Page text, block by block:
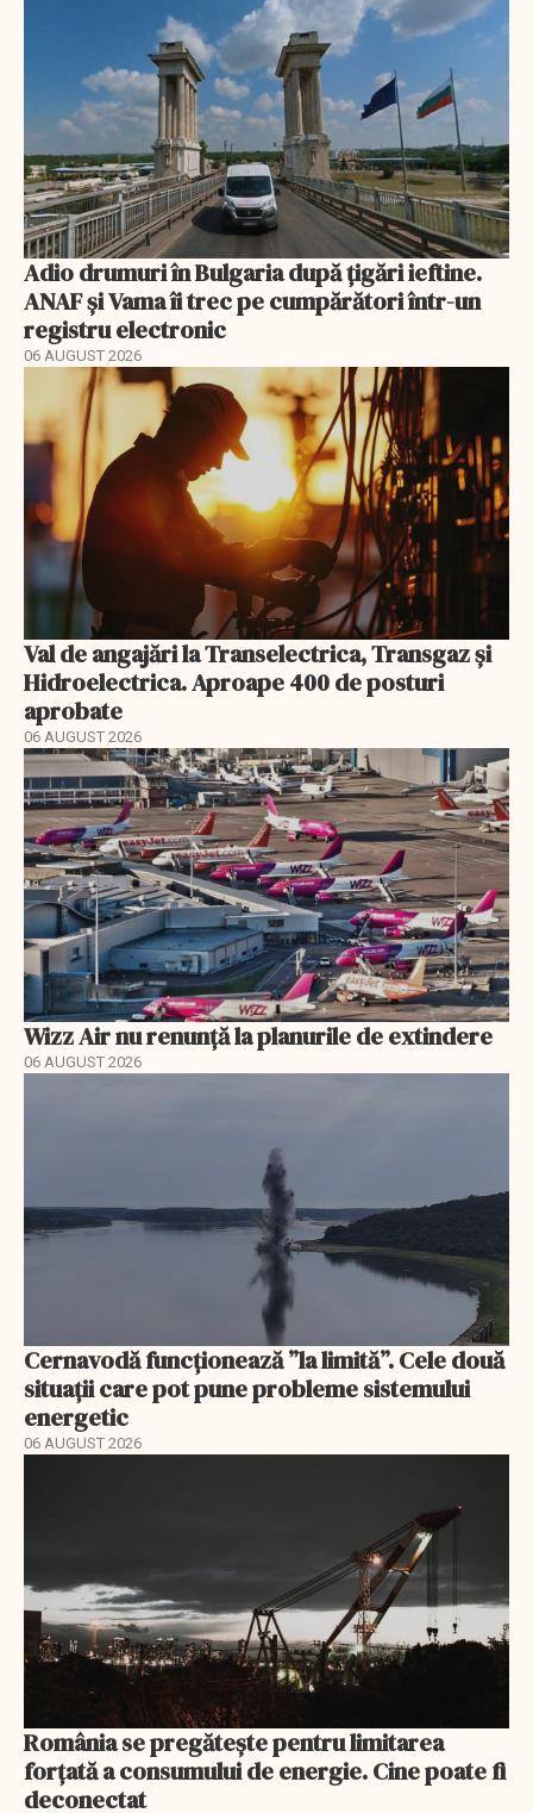
Adio drumuri în Bulgaria după țigări ieftine.
ANAF și Vama îi trec pe cumpărători într-un
registru electronic
06 AUGUST 2026
Val de angajări la Transelectrica, Transgaz și
Hidroelectrica. Aproape 400 de posturi
aprobate
06 AUGUST 2026
Wizz Air nu renunță la planurile de extindere
06 AUGUST 2026
Cernavodă funcționează ”la limită”. Cele două
situații care pot pune probleme sistemului
energetic
06 AUGUST 2026
România se pregătește pentru limitarea
forțată a consumului de energie. Cine poate fi
deconectat